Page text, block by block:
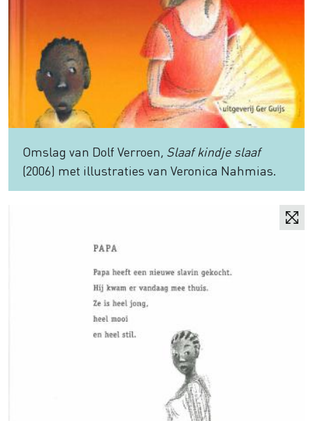
Omslag van Dolf Verroen, Slaaf kindje slaaf
(2006) met illustraties van Veronica Nahmias.